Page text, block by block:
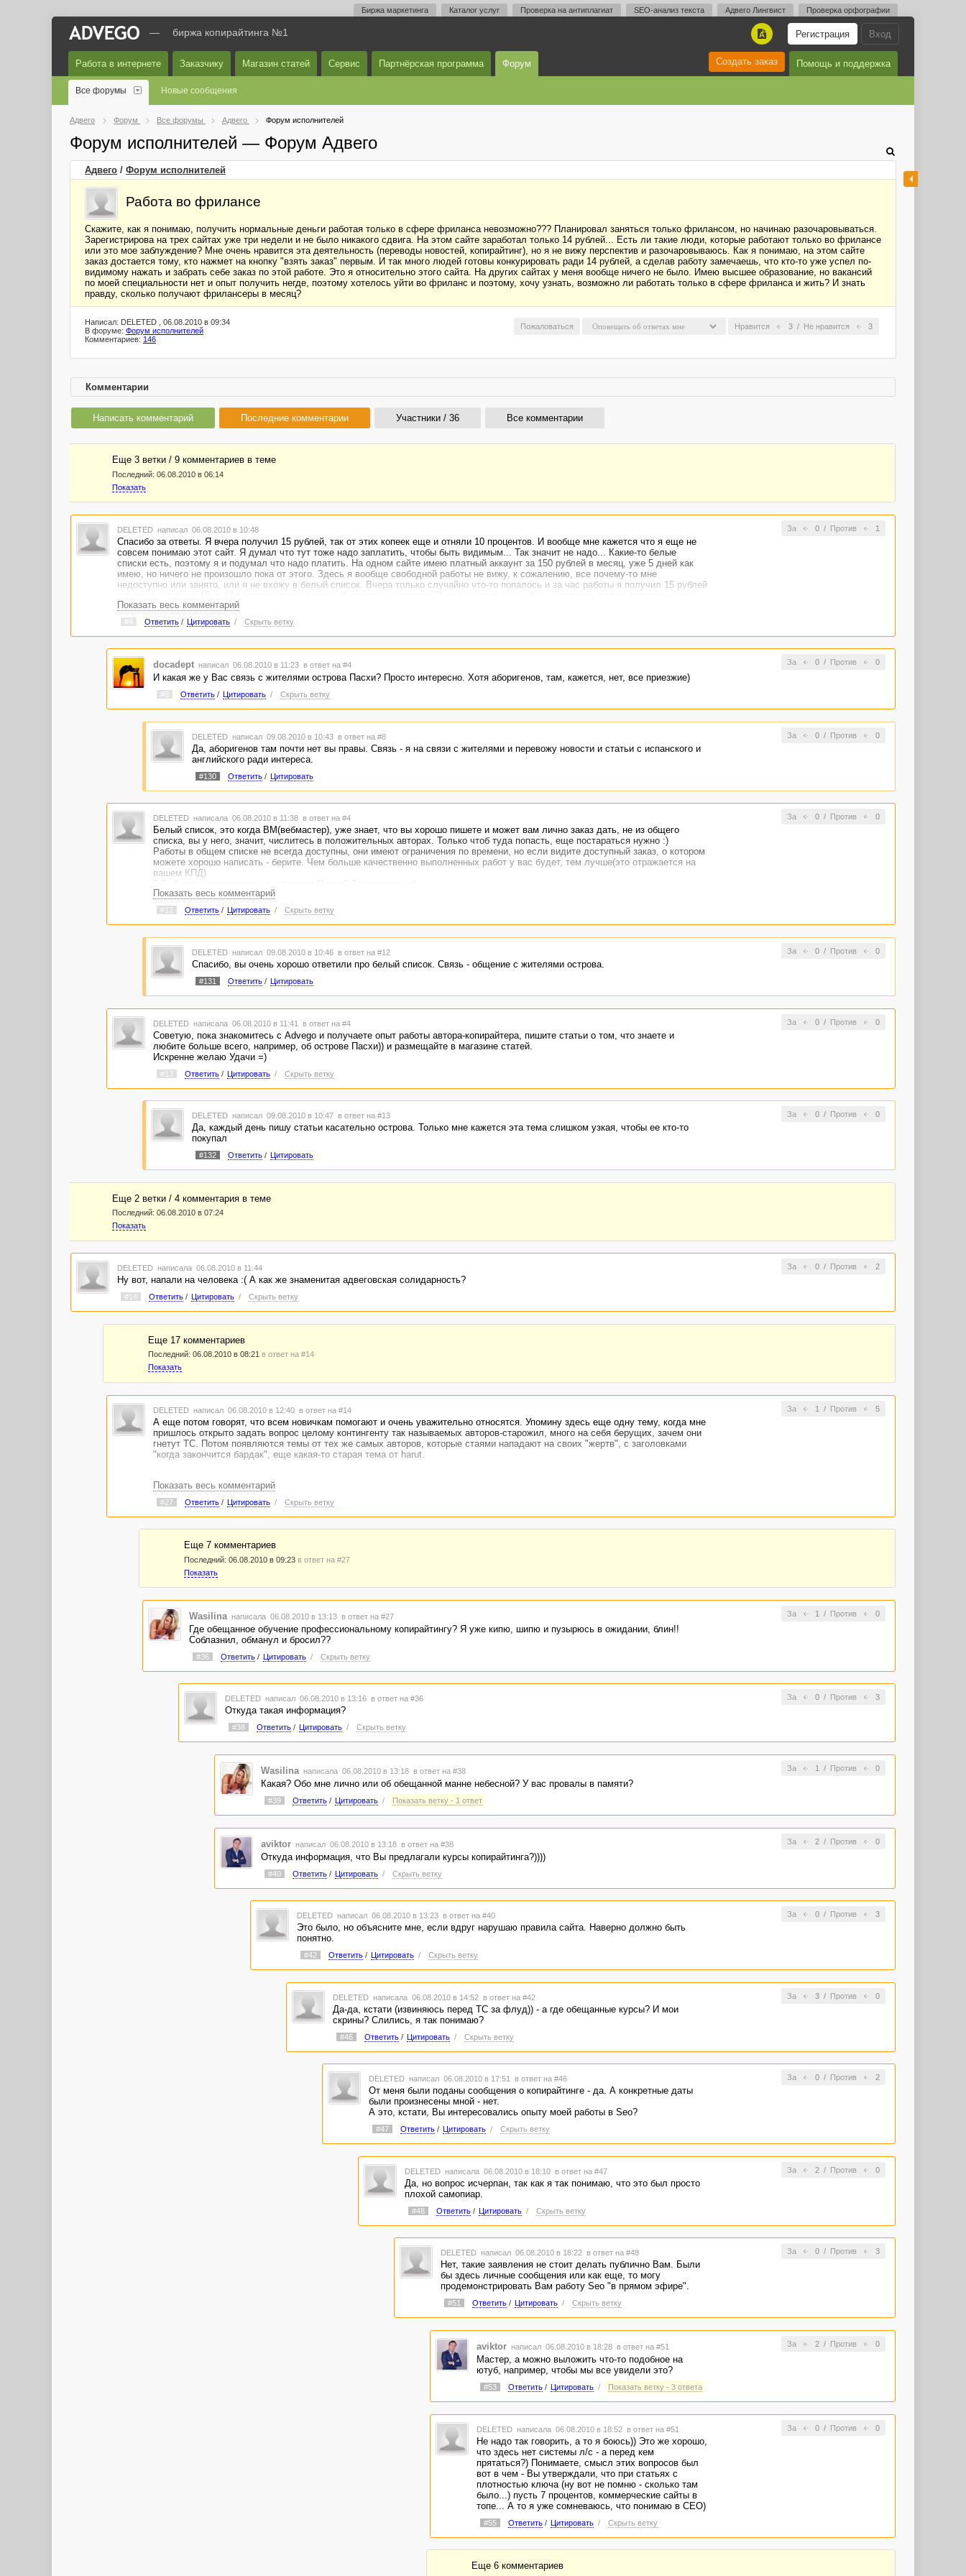
Биржа маркетинга Каталог услуг Проверка на антиплагиат SEO-анализ текста Адвего Лингвист Проверка орфографии
Вход
Регистрация
A
— биржа копирайтинга №1
Работа в интернете Заказчику Магазин статей Сервис Партнёрская программа Форум Помощь и поддержка
Создать заказ
Все форумы Новые сообщения
Адвего Форум Все форумы Адвего Форум исполнителей
Форум исполнителей — Форум Адвего
Адвего / Форум исполнителей
Работа во фрилансе
Скажите, как я понимаю, получить нормальные деньги работая только в сфере фриланса невозможно??? Планировал заняться только фрилансом, но начинаю разочаровываться.
Зарегистрирова на трех сайтах уже три недели и не было никакого сдвига. На этом сайте заработал только 14 рублей... Есть ли такие люди, которые работают только во фрилансе
или это мое заблуждение? Мне очень нравится эта деятельность (переводы новостей, копирайтинг), но я не вижу перспектив и разочаровываюсь. Как я понимаю, на этом сайте
заказ достается тому, кто нажмет на кнопку "взять заказ" первым. И так много людей готовы конкурировать ради 14 рублей, а сделав работу замечаешь, что кто-то уже успел по-
видимому нажать и забрать себе заказ по этой работе. Это я относительно этого сайта. На других сайтах у меня вообще ничего не было. Имею высшее образование, но вакансий
по моей специальности нет и опыт получить негде, поэтому хотелось уйти во фриланс и поэтому, хочу узнать, возможно ли работать только в сфере фриланса и жить? И знать
правду, сколько получают фрилансеры в месяц?
Нравится 3 / Не нравится 3
Пожаловаться
Написал: DELETED , 06.08.2010 в 09:34
В форуме: Форум исполнителей
Комментариев: 146
Комментарии
Написать комментарий Последние комментарии Участники / 36 Все комментарии
Еще 3 ветки / 9 комментариев в темe
Последний: 06.08.2010 в 06:14
Показать
За 0/ Против 1
DELETED написал 06.08.2010 в 10:48
Спасибо за ответы. Я вчера получил 15 рублей, так от этих копеек еще и отняли 10 процентов. И вообще мне кажется что я еще не
совсем понимаю этот сайт. Я думал что тут тоже надо заплатить, чтобы быть видимым... Так значит не надо... Какие-то белые
списки есть, поэтому я и подумал что надо платить. На одном сайте имею платный аккаунт за 150 рублей в месяц, уже 5 дней как
имею, но ничего не произошло пока от этого. Здесь я вообще свободной работы не вижу, к сожалению, все почему-то мне
недоступно или занято, или я не вхожу в белый список. Вчера только случайно что-то попалось и за час работы я получил 15 рублей
жителями и теми, кто интересуется культурой островка, а также работ много касательно новостей этого крохотного острова в Тихом
океане, известного статуями.
Показать весь комментарий
#4 Ответить/ Цитировать / Скрыть ветку
За 0/ Против 0
docadept написал 06.08.2010 в 11:23 в ответ на #4
И какая же у Вас связь с жителями острова Пасхи? Просто интересно. Хотя аборигенов, там, кажется, нет, все приезжие)
#8 Ответить/ Цитировать / Скрыть ветку
За 0/ Против 0
DELETED написал 09.08.2010 в 10:43 в ответ на #8
Да, аборигенов там почти нет вы правы. Связь - я на связи с жителями и перевожу новости и статьи с испанского и
английского ради интереса.
#130 Ответить/ Цитировать
За 0/ Против 0
DELETED написала 06.08.2010 в 11:38 в ответ на #4
Белый список, это когда ВМ(вебмастер), уже знает, что вы хорошо пишете и может вам лично заказ дать, не из общего
списка, вы у него, значит, числитесь в положительных авторах. Только чтоб туда попасть, еще постараться нужно :)
Работы в общем списке не всегда доступны, они имеют ограничения по времени, но если видите доступный заказ, о котором
можете хорошо написать - берите. Чем больше качественно выполненных работ у вас будет, тем лучше(это отражается на
вашем КПД)
Показать весь комментарий
#12 Ответить/ Цитировать / Скрыть ветку
За 0/ Против 0
DELETED написал 09.08.2010 в 10:46 в ответ на #12
Спасибо, вы очень хорошо ответили про белый список. Связь - общение с жителями острова.
#131 Ответить/ Цитировать
За 0/ Против 0
DELETED написала 06.08.2010 в 11:41 в ответ на #4
Советую, пока знакомитесь с Advego и получаете опыт работы автора-копирайтера, пишите статьи о том, что знаете и
любите больше всего, например, об острове Пасхи)) и размещайте в магазине статей.
Искренне желаю Удачи =)
#13 Ответить/ Цитировать / Скрыть ветку
За 0/ Против 0
DELETED написал 09.08.2010 в 10:47 в ответ на #13
Да, каждый день пишу статьи касательно острова. Только мне кажется эта тема слишком узкая, чтобы ее кто-то
покупал
#132 Ответить/ Цитировать
Еще 2 ветки / 4 комментария в темe
Последний: 06.08.2010 в 07:24
Показать
За 0/ Против 2
DELETED написала 06.08.2010 в 11:44
Ну вот, напали на человека :( А как же знаменитая адвеговская солидарность?
#14 Ответить/ Цитировать / Скрыть ветку
Еще 17 комментариев
Последний: 06.08.2010 в 08:21 в ответ на #14
Показать
За 1 / Против 5
DELETED написал 06.08.2010 в 12:40 в ответ на #14
А еще потом говорят, что всем новичкам помогают и очень уважительно относятся. Упомину здесь еще одну тему, когда мне
пришлось открыто задать вопрос целому контингенту так называемых авторов-старожил, много на себя берущих, зачем они
гнетут ТС. Потом появляются темы от тех же самых авторов, которые стаями нападают на своих "жертв", с заголовками
"когда закончится бардак", еще какая-то старая тема от harut.
Показать весь комментарий
#27 Ответить/ Цитировать / Скрыть ветку
Еще 7 комментариев
Последний: 06.08.2010 в 09:23 в ответ на #27
Показать
За 1 / Против 0
Wasilina написала 06.08.2010 в 13:13 в ответ на #27
Где обещанное обучение профессиональному копирайтингу? Я уже кипю, шипю и пузырюсь в ожидании, блин!!
Соблазнил, обманул и бросил??
#36 Ответить/ Цитировать / Скрыть ветку
За 0/ Против 3
DELETED написал 06.08.2010 в 13:16 в ответ на #36
Откуда такая информация?
#38 Ответить/ Цитировать / Скрыть ветку
За 1 / Против 0
Wasilina написала 06.08.2010 в 13:18 в ответ на #38
Какая? Обо мне лично или об обещанной манне небесной? У вас провалы в памяти?
#39 Ответить/ Цитировать / Показать ветку - 1 ответ
За 2/ Против 0
aviktor написал 06.08.2010 в 13:18 в ответ на #38
Откуда информация, что Вы предлагали курсы копирайтинга?))))
#40 Ответить/ Цитировать / Скрыть ветку
За 0/ Против 3
DELETED написал 06.08.2010 в 13:23 в ответ на #40
Это было, но объясните мне, если вдруг нарушаю правила сайта. Наверно должно быть
понятно.
#42 Ответить/ Цитировать / Скрыть ветку
За 3/ Против 0
DELETED написала 06.08.2010 в 14:52 в ответ на #42
Да-да, кстати (извиняюсь перед ТС за флуд)) - а где обещанные курсы? И мои
скрины? Слились, я так понимаю?
#46 Ответить/ Цитировать / Скрыть ветку
За 0/ Против 2
DELETED написал 06.08.2010 в 17:51 в ответ на #46
От меня были поданы сообщения о копирайтинге - да. А конкретные даты
были произнесены мной - нет.
А это, кстати, Вы интересовались опыту моей работы в Seo?
#47 Ответить/ Цитировать / Скрыть ветку
За 2/ Против 0
DELETED написала 06.08.2010 в 18:10 в ответ на #47
Да, но вопрос исчерпан, так как я так понимаю, что это был просто
плохой самопиар.
#48 Ответить/ Цитировать / Скрыть ветку
За 0/ Против 3
DELETED написал 06.08.2010 в 18:22 в ответ на #48
Нет, такие заявления не стоит делать публично Вам. Были
бы здесь личные сообщения или как еще, то могу
продемонстрировать Вам работу Seo "в прямом эфире".
#51 Ответить/ Цитировать / Скрыть ветку
За 2/ Против 0
aviktor написал 06.08.2010 в 18:28 в ответ на #51
Мастер, а можно выложить что-то подобное на
ютуб, например, чтобы мы все увидели это?
#53 Ответить/ Цитировать / Показать ветку - 3 ответа
За 0/ Против 0
DELETED написала 06.08.2010 в 18:52 в ответ на #51
Не надо так говорить, а то я боюсь)) Это же хорошо,
что здесь нет системы л/с - а перед кем
прятаться?) Понимаете, смысл этих вопросов был
вот в чем - Вы утверждали, что при статьях с
плотностью ключа (ну вот не помню - сколько там
было...) пусть 7 процентов, коммерческие сайты в
топе... А то я уже сомневаюсь, что понимаю в СЕО)
#55 Ответить/ Цитировать / Скрыть ветку
Еще 6 комментариев